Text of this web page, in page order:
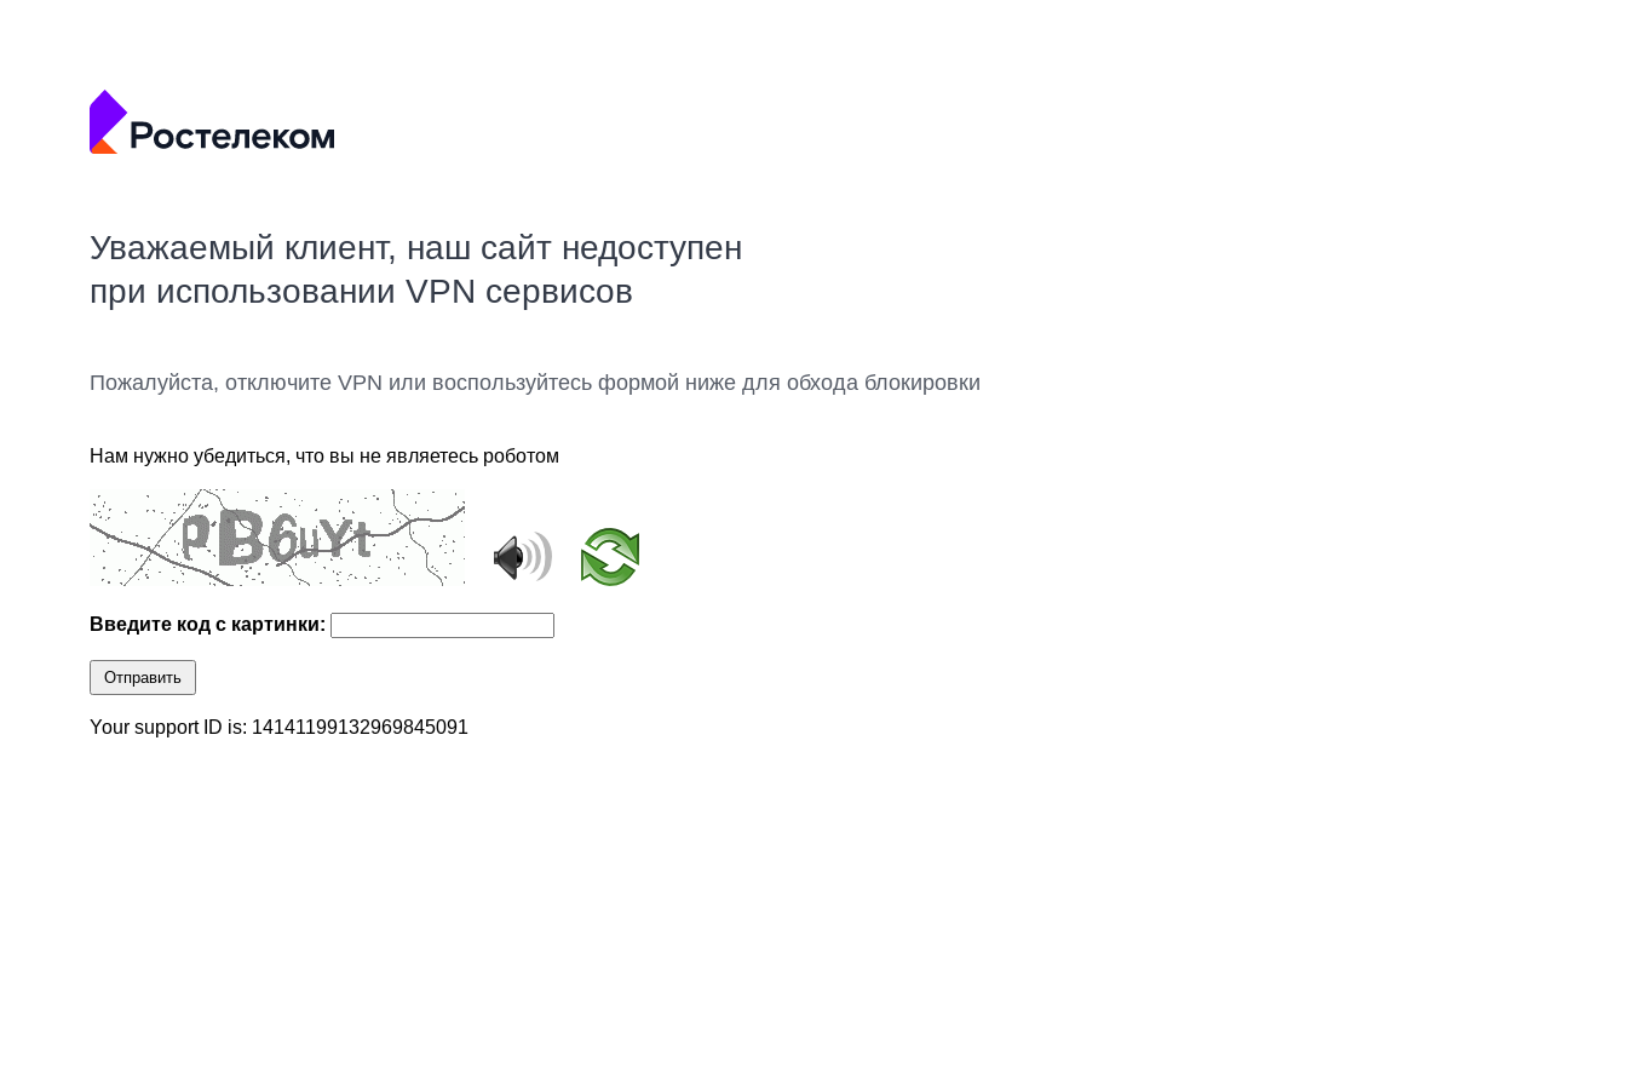
Уважаемый клиент, наш сайт недоступен
при использовании VPN сервисов
Пожалуйста, отключите VPN или воспользуйтесь формой ниже для обхода блокировки
Нам нужно убедиться, что вы не являетесь роботом
Введите код с картинки:
Отправить
Your support ID is: 14141199132969845091